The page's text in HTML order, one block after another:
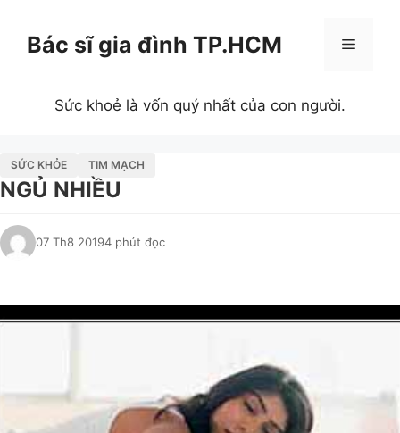
Bác sĩ gia đình TP.HCM Menu
Sức khoẻ là vốn quý nhất của con người.
SỨC KHỎE TIM MẠCH
NGỦ NHIỀU
07 Th8 20194 phút đọc